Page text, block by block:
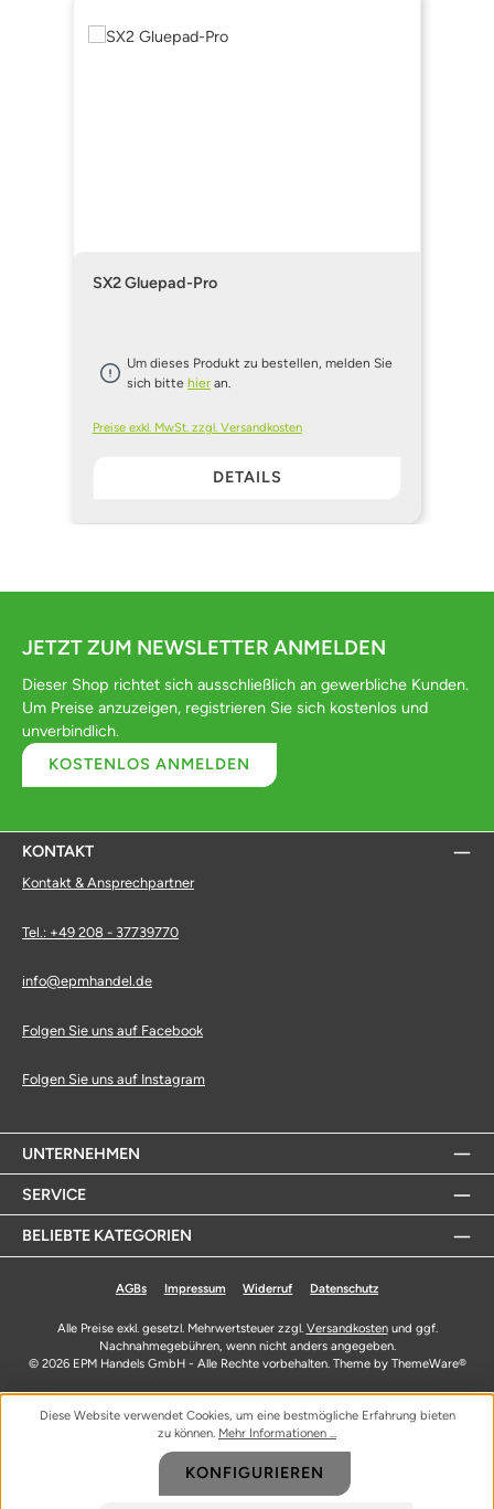
SX2 Gluepad-Pro
Um dieses Produkt zu bestellen, melden Sie
sich bitte hier an.
Preise exkl. MwSt. zzgl. Versandkosten
DETAILS
JETZT ZUM NEWSLETTER ANMELDEN
Dieser Shop richtet sich ausschließlich an gewerbliche Kunden.
Um Preise anzuzeigen, registrieren Sie sich kostenlos und
unverbindlich.
KOSTENLOS ANMELDEN
KONTAKT
Kontakt & Ansprechpartner
Tel.: +49 208 - 37739770
info@epmhandel.de
Folgen Sie uns auf Facebook
Folgen Sie uns auf Instagram
UNTERNEHMEN
SERVICE
BELIEBTE KATEGORIEN
AGBs Impressum Widerruf Datenschutz
Alle Preise exkl. gesetzl. Mehrwertsteuer zzgl. Versandkostenund ggf.
Nachnahmegebühren, wenn nicht anders angegeben.
© 2026 EPM Handels GmbH - Alle Rechte vorbehalten. Theme by ThemeWare®
Diese Website verwendet Cookies, um eine bestmögliche Erfahrung bieten
zu können. Mehr Informationen ...
KONFIGURIEREN